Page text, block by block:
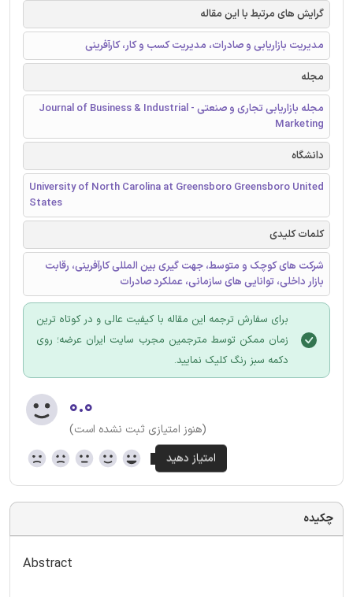
گرایش های مرتبط با این مقاله
مدیریت بازاریابی و صادرات، مدیریت کسب و کار، کارآفرینی
مجله
مجله بازاریابی تجاری و صنعتی - Journal of Business & Industrial
Marketing
دانشگاه
University of North Carolina at Greensboro Greensboro United
States
کلمات کلیدی
شرکت های کوچک و متوسط، جهت گیری بین المللی کارآفرینی، رقابت
بازار داخلی، توانایی های سازمانی، عملکرد صادرات
برای سفارش ترجمه این مقاله با کیفیت عالی و در کوتاه ترین
زمان ممکن توسط مترجمین مجرب سایت ایران عرضه؛ روی
دکمه سبز رنگ کلیک نمایید.
۰.۰
(هنوز امتیازی ثبت نشده است)
چکیده
Abstract